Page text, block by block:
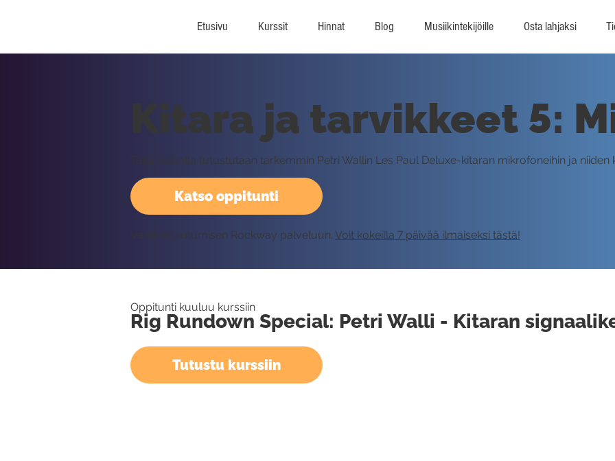
Etusivu Kurssit Hinnat Blog Musiikintekijöille Osta lahjaksi
Katso oppitunti
Kitara ja tarvikkeet 5:
Tällä videolla tutustutaan tarkemmin Petri Wallin Les Paul Deluxe-kitaran mikrofoneihin ja niiden
Vaatii kirjautumisen Rockway palveluun. Voit kokeilla 7 päivää ilmaiseksi tästä!
Oppitunti kuuluu kurssiin
Rig Rundown Special: Petri Walli - Kitaran
Tutustu kurssiin